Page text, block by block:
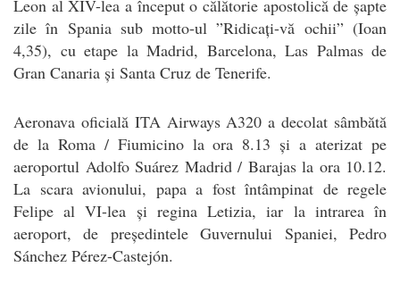
Leon al XIV-lea a început o călătorie apostolică de șapte
zile în Spania sub motto-ul ”Ridicați-vă ochii” (Ioan
4,35), cu etape la Madrid, Barcelona, Las Palmas de
Gran Canaria și Santa Cruz de Tenerife.
Aeronava oficială ITA Airways A320 a decolat sâmbătă
de la Roma / Fiumicino la ora 8.13 și a aterizat pe
aeroportul Adolfo Suárez Madrid / Barajas la ora 10.12.
La scara avionului, papa a fost întâmpinat de regele
Felipe al VI-lea și regina Letizia, iar la intrarea în
aeroport, de președintele Guvernului Spaniei, Pedro
Sánchez Pérez-Castejón.